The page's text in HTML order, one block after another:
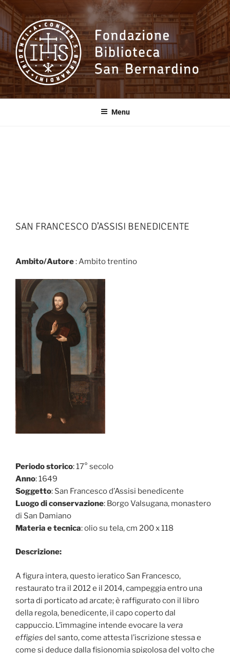
Salta
contenuto
Fondazione
Biblioteca SanMenu
SAN FRANCESCO D’ASSISI BENEDICENTE
Ambito/Autore: Ambito trentino
Periodo storico: 17° secolo
Anno: 1649
Soggetto: San Francesco d’Assisi benedicente
Luogo di conservazione: Borgo Valsugana, monastero
di San Damiano
Materia e tecnica: olio su tela, cm 200 x 118
Descrizione:
A figura intera, questo ieratico San Francesco,
restaurato tra il 2012 e il 2014, campeggia entro una
sorta di porticato ad arcate; è raffigurato con il libro
della regola, benedicente, il capo coperto dal
cappuccio. L’immagine intende evocare la vera
effigies del santo, come attesta l’iscrizione stessa e
come si deduce dalla fisionomia spigolosa del volto che